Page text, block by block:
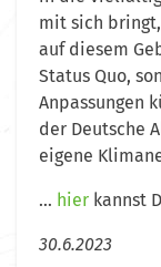
mit sich
auf diesem
Status Quo,
Anpassungen
der Deutsche
eigene
… hier kannst
30.6.2023